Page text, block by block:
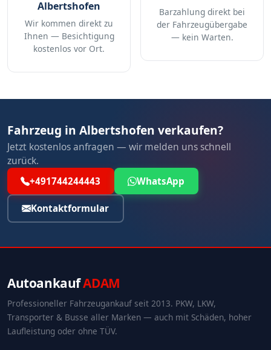
Albertshofen
Wir kommen direkt zu
Ihnen — Besichtigung
kostenlos vor Ort.
Barzahlung direkt bei
der Fahrzeugübergabe
— kein Warten.
Fahrzeug in Albertshofen verkaufen?
Jetzt kostenlos anfragen — wir melden uns schnell
zurück.
+491744244443 WhatsApp
Kontaktformular
AutoankaufADAM
Professioneller Fahrzeugankauf seit 2013. PKW, LKW,
Transporter & Busse aller Marken — auch mit Schäden, hoher
Laufleistung oder ohne TÜV.